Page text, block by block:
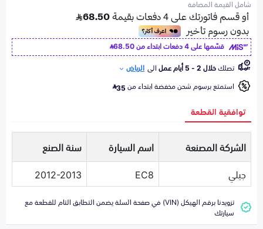
شامل القيمة المضافة
قسّمها على 4 دفعات ابتداء من
68.50
تصلكخلال 2 - 5 أيام عمل الى الرياض
استمتع برسوم شحن مخفضة ابتداء من35
توافقية القطعة
الشركة المصنعة اسم السيارة
سنة الصنع
جيلي
EC8
2012-2013
تزويدنا برقم الهيكل (VIN) في صفحة السلة يضمن التطابق التام للقطعة مع
سيارتك